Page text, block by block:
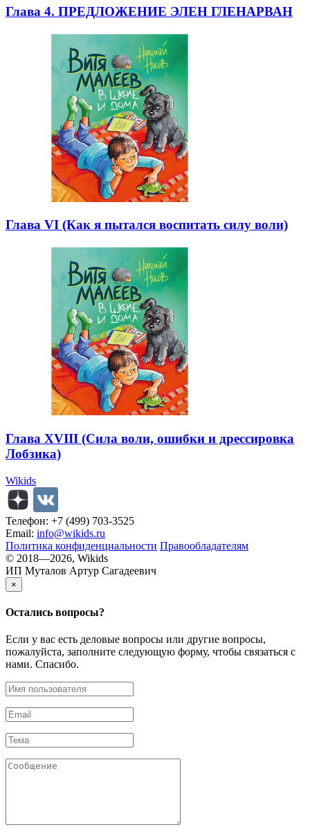
Глава 4. ПРЕДЛОЖЕНИЕ ЭЛЕН ГЛЕНАРВАН
Глава VI (Как я пытался воспитать силу воли)
Глава XVIII (Сила воли, ошибки и дрессировка
Лобзика)
Wikids
Телефон: +7 (499) 703-3525
Email: info@wikids.ru
Политика конфиденциальности Правообладателям
© 2018—2026, Wikids
ИП Муталов Артур Сагадеевич
×
Остались вопросы?
Если у вас есть деловые вопросы или другие вопросы,
пожалуйста, заполните следующую форму, чтобы связаться с
нами. Спасибо.